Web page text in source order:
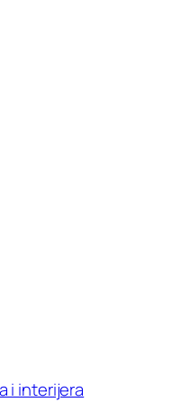
i interijera